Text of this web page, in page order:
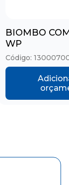
BIOMBO
WP
Código: